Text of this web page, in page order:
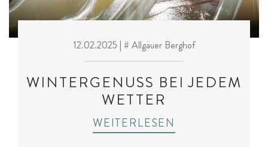
12.02.2025 | # Allgäuer Berghof
WINTERGENUSS BEI JEDEM
WETTER
WEITERLESEN